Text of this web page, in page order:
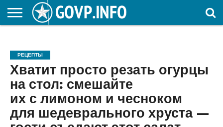
ОБРАЗОВАНИЕ
РЕЦЕПТЫ
Хватит просто резать огурцы
на стол: смешайте
их с лимоном и чесноком
для шедеврального хруста —